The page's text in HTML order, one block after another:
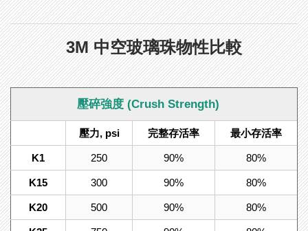
3M 中空玻璃珠物性比較
壓碎強度 (Crush Strength)
壓力, psi 完整存活率 最小存活率
K1 250 90% 80%
K15 300 90% 80%
K20 500 90% 80%